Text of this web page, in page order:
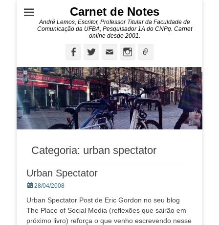
Carnet de Notes
André Lemos, Escritor, Professor Titular da Faculdade de
Comunicação da UFBA, Pesquisador 1A do CNPq. Carnet
online desde 2001.
FacebookTwitterEmail Instagram
Categoria: urban spectator
Urban Spectator
Posted
28/04/2008
Urban Spectator Post de Eric Gordon no seu blog
The Place of Social Media (reflexões que sairão em
próximo livro) reforça o que venho escrevendo nesse